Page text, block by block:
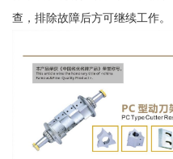
查，排除故障后方可继续工作。